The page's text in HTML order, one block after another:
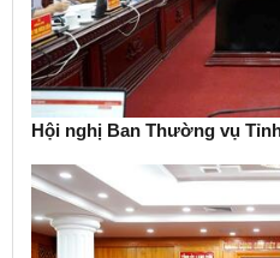
Hội nghị Ban Thường vụ